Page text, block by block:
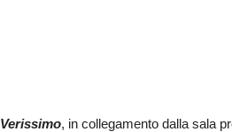
Verissimo, in collegamento dalla sala